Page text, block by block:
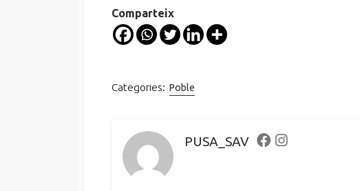
Comparteix
Categories: Poble
PUSA_SAV Facebook